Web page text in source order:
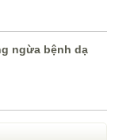
ngừa bệnh dạ